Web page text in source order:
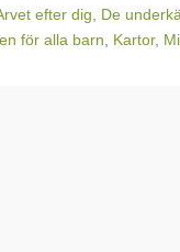
efter dig De
för alla barn Kartor,